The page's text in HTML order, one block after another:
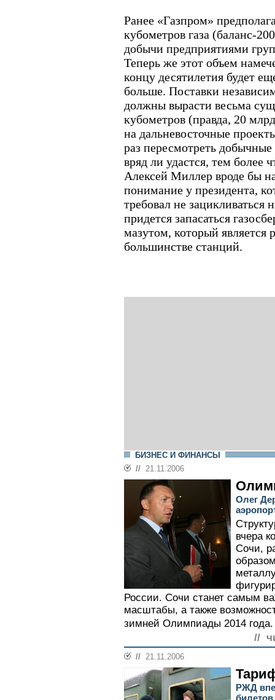
Ранее «Газпром»
кубометров газа (баланс-
добычи предприятиями
Теперь же этот объем
концу десятилетия будет
больше. Поставки
должны вырасти весьма
кубометров (правда, 20
на дальневосточные
раз пересмотреть
вряд ли удастся, тем более
Алексей Миллер вроде бы
понимание у президента,
требовал не зацикливаться
придется запасаться
мазутом, который является
большинстве станций.
БИЗНЕС И ФИНАНСЫ
// 21.11.2006
Олег
вчера
Сочи,
России. Сочи станет самым
масштабы, а также
зимней Олимпиады 2014 года.
//
// 21.11.2006
РЖД